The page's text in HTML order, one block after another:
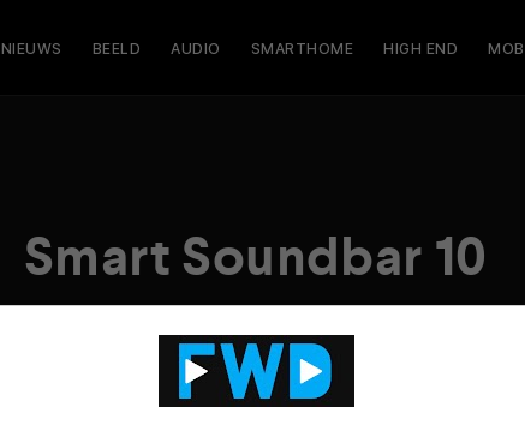
NIEUWS BEELD AUDIO SMARTHOME HIGH END
Smart Soundbar 10